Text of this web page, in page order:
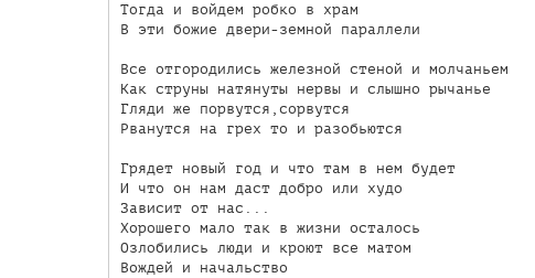
Тогда и войдем робко в храм
В эти божие двери-земной параллели
Все отгородились железной стеной и молчаньем
Как струны натянуты нервы и слышно рычанье
Гляди же порвутся,сорвутся
Рванутся на грех то и разобьются
Грядет новый год и что там в нем будет
И что он нам даст добро или худо
Зависит от нас...
Хорошего мало так в жизни осталось
Озлобились люди и кроют все матом
Вождей и начальство